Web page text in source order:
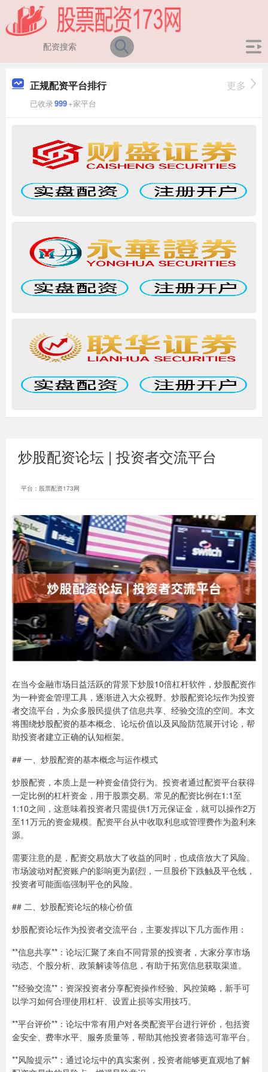
正规配资平台排行
已收录999+家平台
更多
炒股配资论坛 | 投资者交流平台
平台：股票配资173网
在当今金融市场日益活跃的背景下炒股10倍杠杆软件，炒股配资作
为一种资金管理工具，逐渐进入大众视野。炒股配资论坛作为投资
者交流平台，为众多股民提供了信息共享、经验交流的空间。本文
将围绕炒股配资的基本概念、论坛价值以及风险防范展开讨论，帮
助投资者建立正确的认知框架。
## 一、炒股配资的基本概念与运作模式
炒股配资，本质上是一种资金借贷行为。投资者通过配资平台获得
一定比例的杠杆资金，用于股票交易。常见的配资比例在1:1至
1:10之间，这意味着投资者只需提供1万元保证金，就可以操作2万
至11万元的资金规模。配资平台从中收取利息或管理费作为盈利来
源。
需要注意的是，配资交易放大了收益的同时，也成倍放大了风险。
市场波动对配资账户的影响更为剧烈，一旦股价下跌触及平仓线，
投资者可能面临强制平仓的风险。
## 二、炒股配资论坛的核心价值
炒股配资论坛作为投资者交流平台，主要发挥以下几方面作用：
**信息共享**：论坛汇聚了来自不同背景的投资者，大家分享市场
动态、个股分析、政策解读等信息，有助于拓宽信息获取渠道。
**经验交流**：资深投资者分享配资操作经验、风控策略，新手可
以学习如何合理使用杠杆、设置止损等实用技巧。
**平台评价**：论坛中常有用户对各类配资平台进行评价，包括资
金安全、费率水平、服务质量等，帮助其他投资者筛选可靠平台。
**风险提示**：通过论坛中的真实案例，投资者能够更直观地了解